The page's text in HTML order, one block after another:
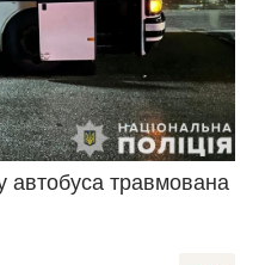
автобуса травмована